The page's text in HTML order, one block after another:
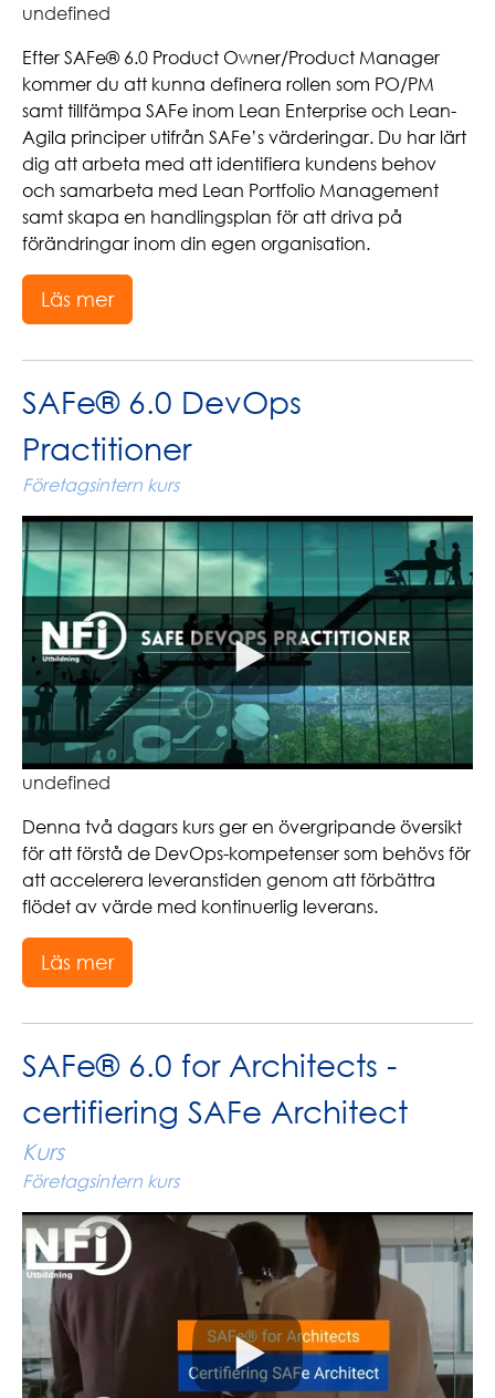
undefined
Efter SAFe® 6.0 Product Owner/Product Manager
kommer du att kunna definera rollen som PO/PM
samt tillfämpa SAFe inom Lean Enterprise och Lean-
Agila principer utifrån SAFe’s värderingar. Du har lärt
dig att arbeta med att identifiera kundens behov
och samarbeta med Lean Portfolio Management
samt skapa en handlingsplan för att driva på
förändringar inom din egen organisation.
Läs mer
SAFe® 6.0 DevOps
Practitioner
Företagsintern kurs
undefined
Denna två dagars kurs ger en övergripande översikt
för att förstå de DevOps-kompetenser som behövs för
att accelerera leveranstiden genom att förbättra
flödet av värde med kontinuerlig leverans.
Läs mer
SAFe® 6.0 for Architects -
certifiering SAFe Architect
Kurs
Företagsintern kurs